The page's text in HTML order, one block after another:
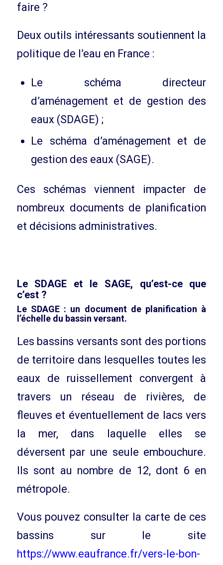
faire ?
Deux outils intéressants soutiennent la
politique de l’eau en France :
Le schéma directeur
d’aménagement et de gestion des
eaux (SDAGE) ;
Le schéma d’aménagement et de
gestion des eaux (SAGE).
Ces schémas viennent impacter de
nombreux documents de planification
et décisions administratives.
Le SDAGE et le SAGE, qu’est-ce que
c’est ?
Le SDAGE : un document de planification à
l’échelle du bassin versant.
Les bassins versants sont des portions
de territoire dans lesquelles toutes les
eaux de ruissellement convergent à
travers un réseau de rivières, de
fleuves et éventuellement de lacs vers
la mer, dans laquelle elles se
déversent par une seule embouchure.
Ils sont au nombre de 12, dont 6 en
métropole.
Vous pouvez consulter la carte de ces
bassins sur le site
https://www.eaufrance.fr/vers-le-bon-